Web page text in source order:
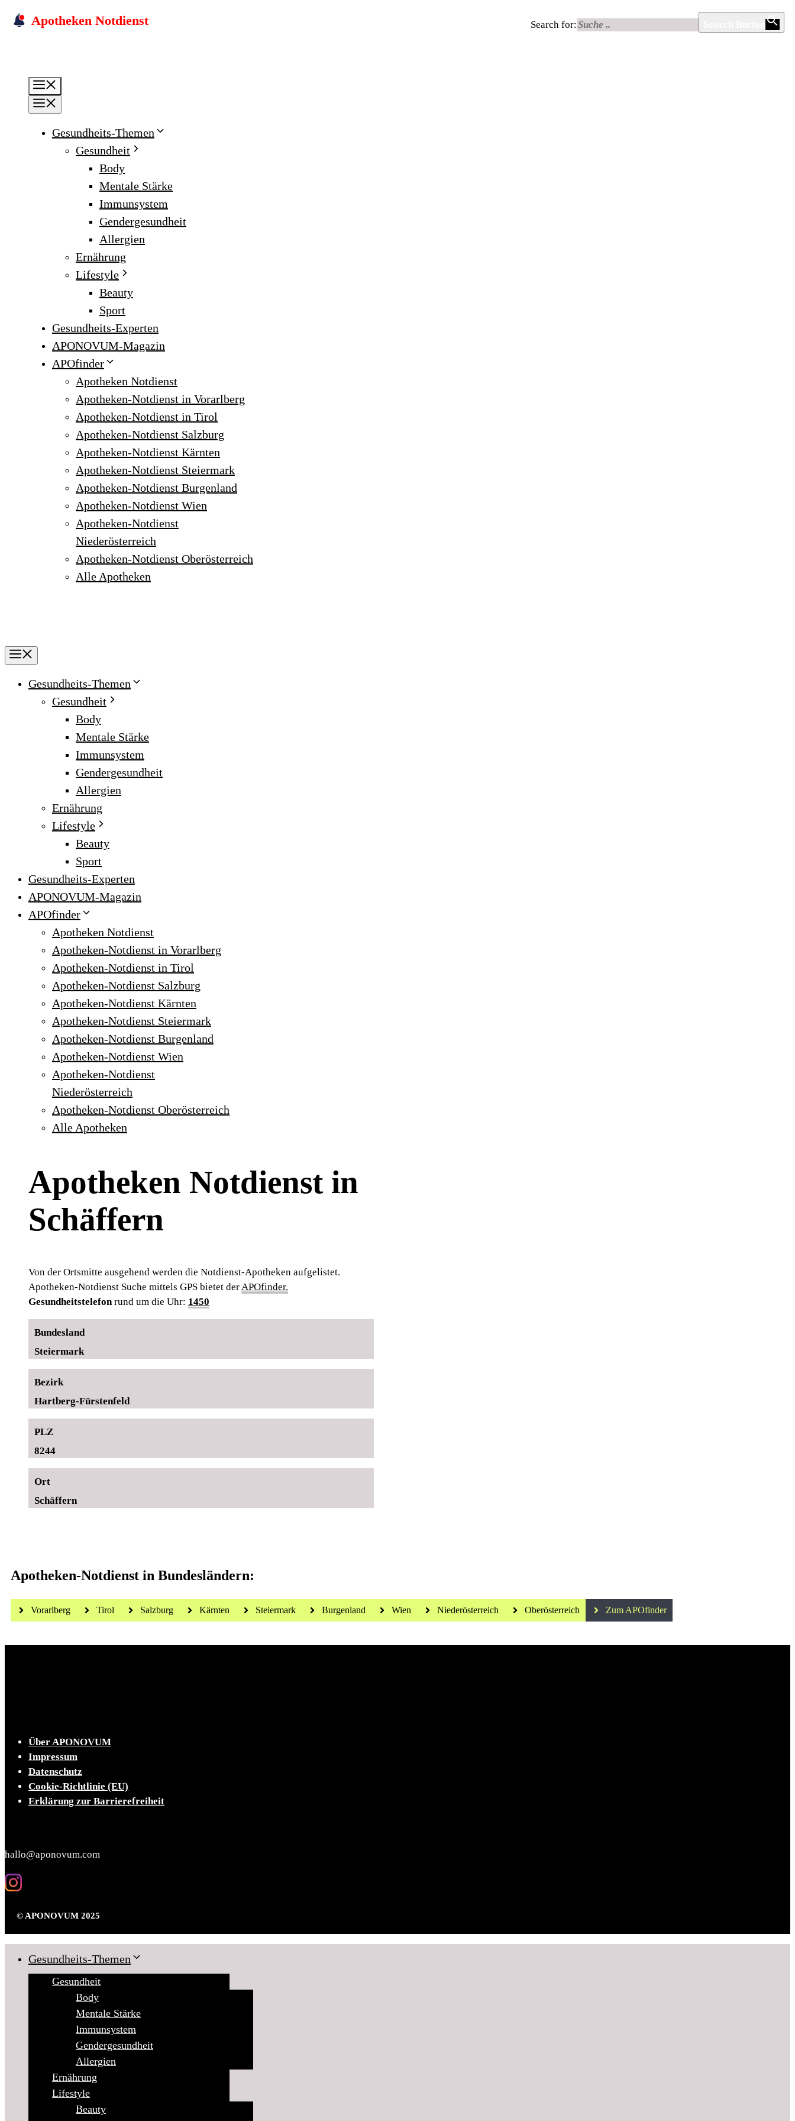
Skip
Apotheken Notdienst Search for:
Gesundheits-Themen
Gesundheit
Body
Mentale Stärke
Immunsystem
Gendergesundheit
Allergien
Ernährung
Lifestyle
Beauty
Sport
Gesundheits-Experten
APONOVUM-Magazin
APOfinder
Apotheken Notdienst
Apotheken-Notdienst in Vorarlberg
Apotheken-Notdienst in Tirol
Apotheken-Notdienst Salzburg
Apotheken-Notdienst Kärnten
Apotheken-Notdienst Steiermark
Apotheken-Notdienst Burgenland
Apotheken-Notdienst Wien
Apotheken-Notdienst
Niederösterreich
Apotheken-Notdienst Oberösterreich
Alle Apotheken
Gesundheits-Themen
Gesundheit
Body
Mentale Stärke
Immunsystem
Gendergesundheit
Allergien
Ernährung
Lifestyle
Beauty
Sport
Gesundheits-Experten
APONOVUM-Magazin
APOfinder
Apotheken Notdienst
Apotheken-Notdienst in Vorarlberg
Apotheken-Notdienst in Tirol
Apotheken-Notdienst Salzburg
Apotheken-Notdienst Kärnten
Apotheken-Notdienst Steiermark
Apotheken-Notdienst Burgenland
Apotheken-Notdienst Wien
Apotheken-Notdienst
Niederösterreich
Apotheken-Notdienst Oberösterreich
Alle Apotheken
Apotheken Notdienst in
Schäffern
Von der Ortsmitte ausgehend werden die Notdienst-Apotheken aufgelistet.
Apotheken-Notdienst Suche mittels GPS bietet derAPOfinder.
Gesundheitstelefonrund um die Uhr: 1450
Bundesland
Steiermark
Bezirk
Hartberg-Fürstenfeld
PLZ
8244
Ort
Schäffern
Apotheken-Notdienst in Bundesländern:
Vorarlberg Tirol Salzburg Kärnten Steiermark Burgenland Wien Niederösterreich Oberösterreich Zum APOfinder
Über APONOVUM
Impressum
Datenschutz
Cookie-Richtlinie (EU)
Erklärung zur Barrierefreiheit
hallo@aponovum.com
© APONOVUM 2025
Gesundheits-Themen
Gesundheit
Body
Mentale Stärke
Immunsystem
Gendergesundheit
Allergien
Ernährung
Lifestyle
Beauty